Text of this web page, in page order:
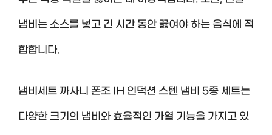
냄비는 소스를 넣고 긴 시간 동안 끓여야 하는 음식에 적
합합니다.
냄비세트 까사니 폰조 IH 인덕션 스텐 냄비 5종 세트는
다양한 크기의 냄비와 효율적인 가열 기능을 가지고 있